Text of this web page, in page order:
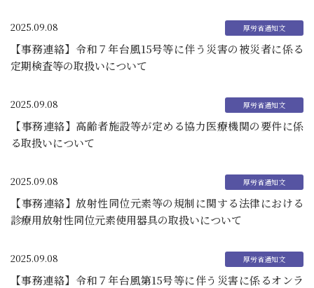
2025.09.08
【事務連絡】令和７年台風15号等に伴う災害の被災者に係る
定期検査等の取扱いについて
2025.09.08
【事務連絡】高齢者施設等が定める協力医療機関の要件に係
る取扱いについて
2025.09.08
【事務連絡】放射性同位元素等の規制に関する法律における
診療用放射性同位元素使用器具の取扱いについて
2025.09.08
【事務連絡】令和７年台風第15号等に伴う災害に係るオンラ